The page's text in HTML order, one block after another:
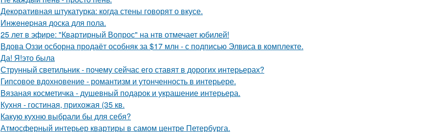
Декоративная штукатурка: когда стены говорят о вкусе.
Инжeнepная доска для пола.
25 лет в эфире: "Квартирный Вопрос" на нтв отмечает юбилей!
Вдова Оззи осборна продаёт особняк за $17 млн - с подписью Элвиса в комплекте.
Да! Я!это была
Струнный светильник - почему сейчас его ставят в дорогих интерьерах?
Гипсовое вдохновение - романтизм и утонченность в интерьере.
Вязаная косметичка - душевный подарок и украшение интерьера.
Кухня - гостиная, прихожая (35 кв.
Какую кухню выбрали бы для себя?
Атмосферный интерьер квартиры в самом центре Петербурга.